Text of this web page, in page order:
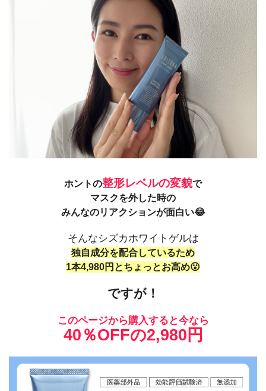
ホントの整形レベルの変貌で
マスクを外した時の
みんなのリアクションが面白い😂
そんなシズカホワイトゲルは
独自成分を配合しているため
1本4,980円とちょっとお高め😮
ですが！
このページから購入すると今なら
40％OFFの2,980円